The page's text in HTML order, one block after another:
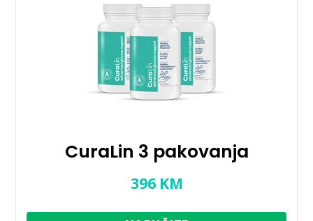
CuraLin 3 pakovanja
396 KM